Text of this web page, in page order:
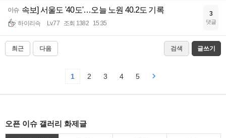
이슈 속보] 서울도 '40도'…오늘 노원 40.2도 기록
하이리슥 Lv.77 조회 1382 15:35
3
댓글
최근 다음 검색 글쓰기
1 2 3 4 5
오픈 이슈 갤러리 화제글